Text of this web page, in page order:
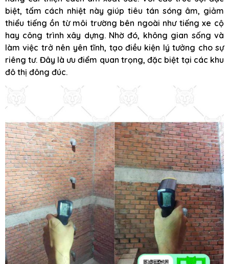
biệt, tấm cách nhiệt này giúp tiêu tán sóng âm, giảm
thiểu tiếng ồn từ môi trường bên ngoài như tiếng xe cộ
hay công trình xây dựng. Nhờ đó, không gian sống và
làm việc trở nên yên tĩnh, tạo điều kiện lý tưởng cho sự
riêng tư. Đây là ưu điểm quan trọng, đặc biệt tại các khu
đô thị đông đúc.